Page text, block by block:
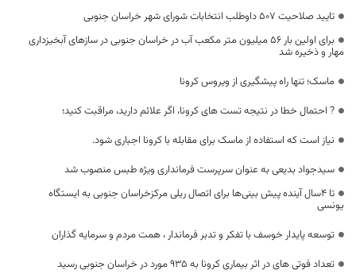
تایید صلاحیت ۵۰۷ داوطلب انتخابات شورای شهر خراسان جنوبی
برای اولین بار 56 میلیون متر مکعب آب در خراسان جنوبی در سازهای آبخیزداری
مهار و ذخیره شد
ماسک؛ تنها راه پیشگیری از ویروس کرونا
? احتمال خطا در نتیجه تست های کرونا، اگر علائم دارید، مراقبت کنید؛
نیاز است که استفاده از ماسک برای مقابله با کرونا اجباری شود.
سیدجواد بدیعی به عنوان سرپرست فرمانداری ویژه طبس منصوب شد
تا ۴سال آینده پیش بینی‌ها برای اتصال ریلی مرکزخراسان جنوبی به ایستگاه
یونسی
توسعه پایدار خوسف با تفکر و تدبر فرماندار ، همت مردم و سرمایه گذاران
تعداد فوتی های در اثر بیماری کرونا به 935 مورد در خراسان جنوبی رسید